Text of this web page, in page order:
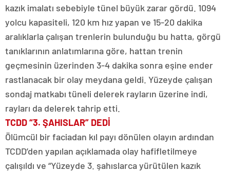
kazık imalatı sebebiyle tünel büyük zarar gördü. 1094
yolcu kapasiteli, 120 km hız yapan ve 15-20 dakika
aralıklarla çalışan trenlerin bulunduğu bu hatta, görgü
tanıklarının anlatımlarına göre, hattan trenin
geçmesinin üzerinden 3-4 dakika sonra eşine ender
rastlanacak bir olay meydana geldi. Yüzeyde çalışan
sondaj matkabı tüneli delerek rayların üzerine indi,
rayları da delerek tahrip etti.
TCDD “3. ŞAHISLAR” DEDİ
Ölümcül bir faciadan kıl payı dönülen olayın ardından
TCDD’den yapılan açıklamada olay hafifletilmeye
çalışıldı ve “Yüzeyde 3. şahıslarca yürütülen kazık